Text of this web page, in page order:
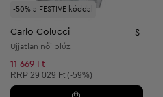
-50% a FESTIVE kóddal
Carlo Colucci S
Ujjatlan női blúz
11 669 Ft
Ajánlott ár:
RRP 29 029 Ft (-59%)